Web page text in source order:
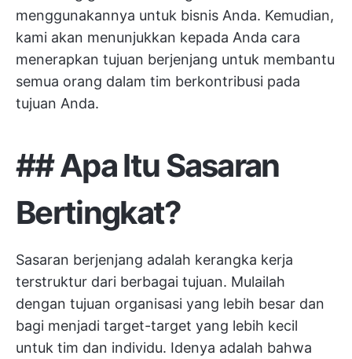
menggunakannya untuk bisnis Anda. Kemudian,
kami akan menunjukkan kepada Anda cara
menerapkan tujuan berjenjang untuk membantu
semua orang dalam tim berkontribusi pada
tujuan Anda.
## Apa Itu Sasaran
Bertingkat?
Sasaran berjenjang adalah kerangka kerja
terstruktur dari berbagai tujuan. Mulailah
dengan tujuan organisasi yang lebih besar dan
bagi menjadi target-target yang lebih kecil
untuk tim dan individu. Idenya adalah bahwa